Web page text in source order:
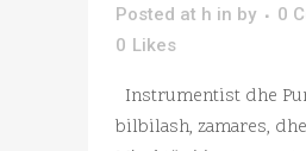
Posted at h in by
0
0 Likes
Instrumentist dhe
bilbilash, zamares,